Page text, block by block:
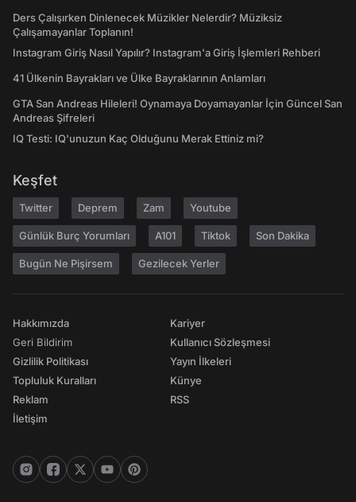
Ders Çalışırken Dinlenecek Müzikler Nelerdir? Müziksiz
Çalışamayanlar Toplanın!
Instagram Giriş Nasıl Yapılır? Instagram'a Giriş İşlemleri Rehberi
41 Ülkenin Bayrakları ve Ülke Bayraklarının Anlamları
GTA San Andreas Hileleri! Oynamaya Doyamayanlar İçin Güncel San
Andreas Şifreleri
IQ Testi: IQ'unuzun Kaç Olduğunu Merak Ettiniz mi?
Keşfet
Twitter Deprem Zam Youtube
Günlük Burç Yorumları A101 Tiktok Son Dakika
Bugün Ne Pişirsem Gezilecek Yerler
Hakkımızda
Geri Bildirim
Gizlilik Politikası
Topluluk Kuralları
Reklam
İletişim
Kariyer
Kullanıcı Sözleşmesi
Yayın İlkeleri
Künye
RSS